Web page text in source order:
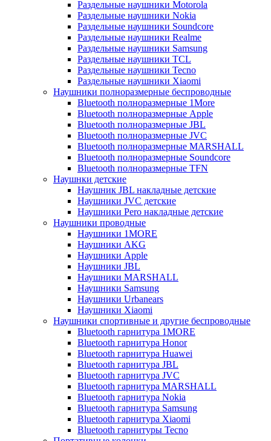
Раздельные наушники Motorola
Раздельные наушники Nokia
Раздельные наушники Soundcore
Раздельные наушники Realme
Раздельные наушники Samsung
Раздельные наушники TCL
Раздельные наушники Tecno
Раздельные наушники Xiaomi
Наушники полноразмерные беспроводные
Bluetooth полноразмерные 1More
Bluetooth полноразмерные Apple
Bluetooth полноразмерные JBL
Bluetooth полноразмерные JVC
Bluetooth полноразмерные MARSHALL
Bluetooth полноразмерные Soundcore
Bluetooth полноразмерные TFN
Наушнки детские
Наушник JBL накладные детские
Наушники JVC детские
Наушники Pero накладные детские
Наушники проводные
Наушники 1MORE
Наушники AKG
Наушники Apple
Наушники JBL
Наушники MARSHALL
Наушники Samsung
Наушники Urbanears
Наушники Xiaomi
Наушники спортивные и другие беспроводные
Bluetooth гарнитура 1MORE
Bluetooth гарнитура Honor
Bluetooth гарнитура Huawei
Bluetooth гарнитура JBL
Bluetooth гарнитура JVC
Bluetooth гарнитура MARSHALL
Bluetooth гарнитура Nokia
Bluetooth гарнитура Samsung
Bluetooth гарнитура Xiaomi
Bluetooth гарнитуры Tecno